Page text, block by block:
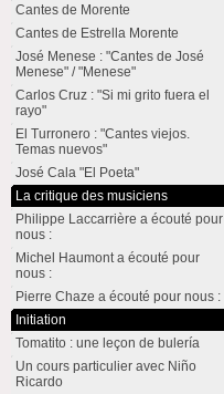
Cantes de Morente
Cantes de Estrella Morente
José Menese : "Cantes de José
Menese" / "Menese"
Carlos Cruz : "Si mi grito fuera el
rayo"
El Turronero : "Cantes viejos.
Temas nuevos"
José Cala "El Poeta"
La critique des musiciens
Philippe Laccarrière a écouté pour
nous :
Michel Haumont a écouté pour
nous :
Pierre Chaze a écouté pour nous :
Initiation
Tomatito : une leçon de bulería
Un cours particulier avec Niño
Ricardo